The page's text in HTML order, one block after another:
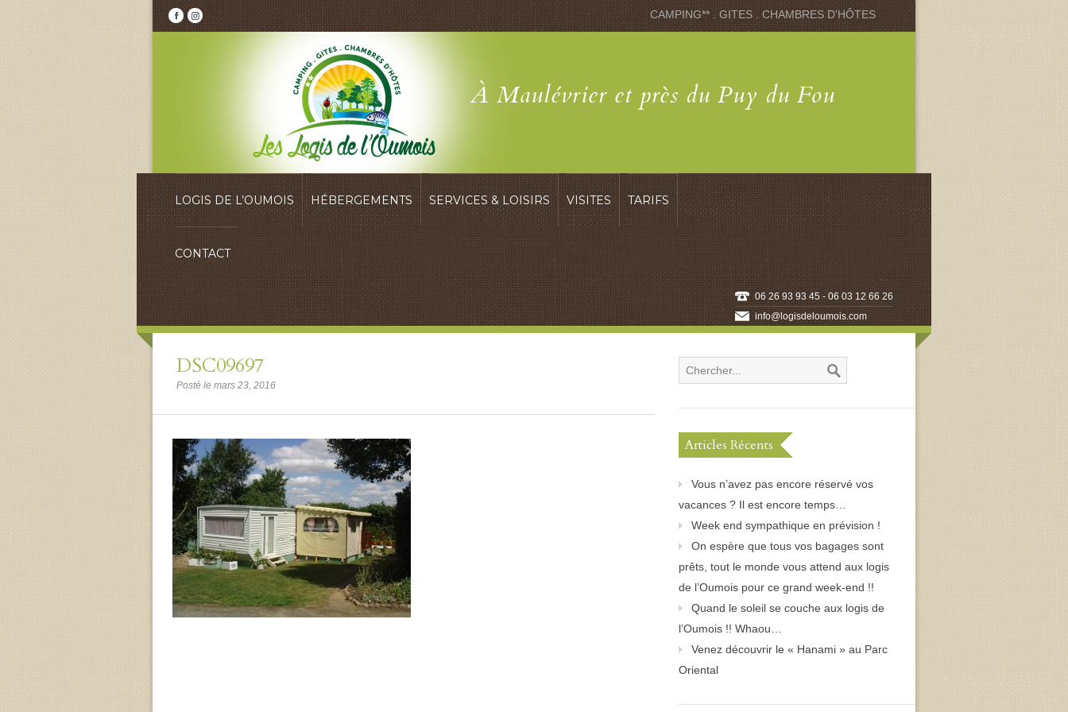
CAMPING** . GITES . CHAMBRES D'HÔTES
À Maulévrier et près du Puy du Fou
LOGIS DE L’OUMOIS HÉBERGEMENTS SERVICES & LOISIRS VISITES TARIFS
CONTACT
06 26 93 93 45 - 06 03 12 66 26
info@logisdeloumois.com
DSC09697
Posté le mars 23, 2016
Articles Récents
Vous n’avez pas encore réservé vos
vacances ? Il est encore temps…
Week end sympathique en prévision !
On espère que tous vos bagages sont
prêts, tout le monde vous attend aux logis
de l’Oumois pour ce grand week-end !!
Quand le soleil se couche aux logis de
l’Oumois !! Whaou…
Venez découvrir le « Hanami » au Parc
Oriental